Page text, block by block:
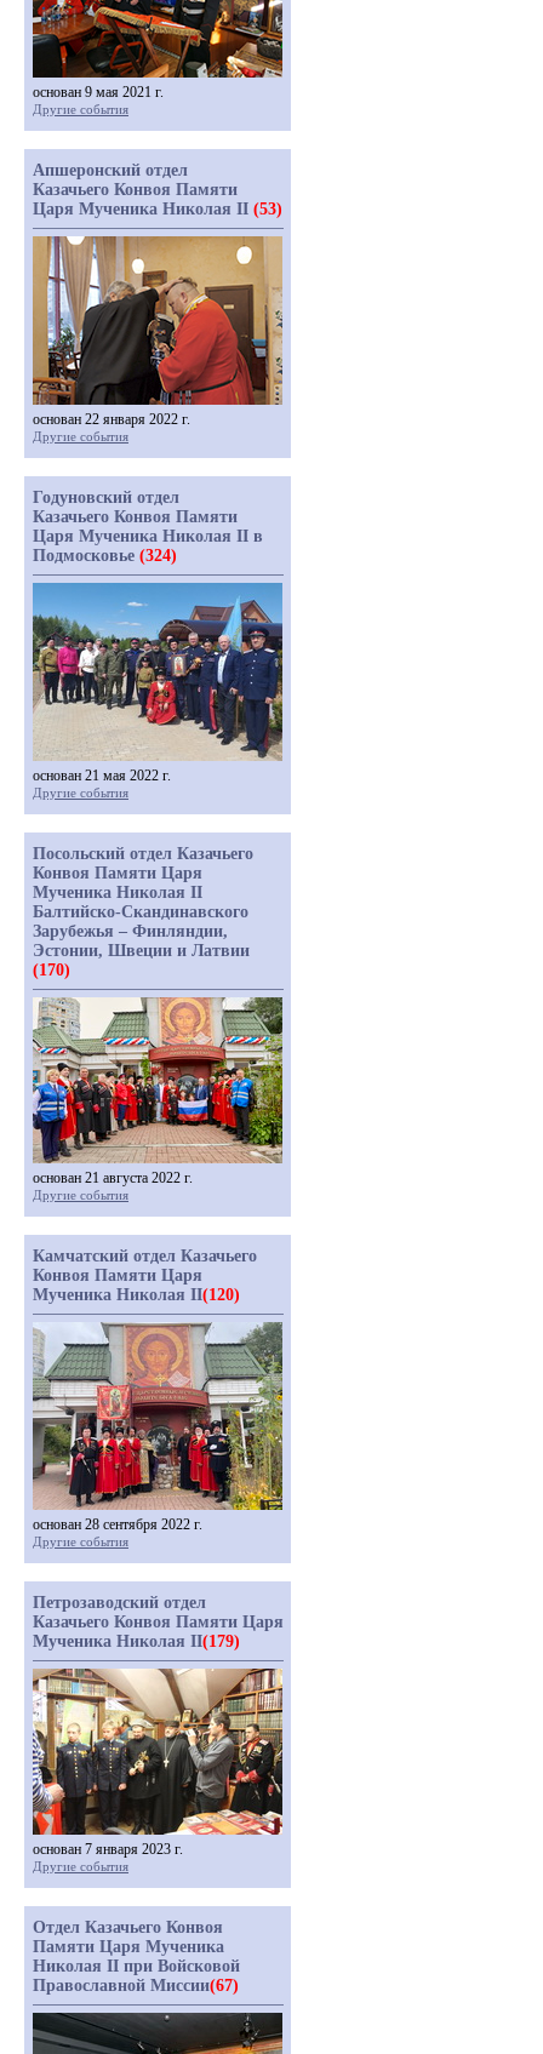
основан 9 мая 2021 г.
Другие события
Апшеронский отдел
Казачьего Конвоя Памяти
Царя Мученика Николая II (53)
основан 22 января 2022 г.
Другие события
Годуновский отдел
Казачьего Конвоя Памяти
Царя Мученика Николая II в
Подмосковье (324)
основан 21 мая 2022 г.
Другие события
Посольский отдел Казачьего
Конвоя Памяти Царя
Мученика Николая II
Балтийско-Скандинавского
Зарубежья – Финляндии,
Эстонии, Швеции и Латвии
(170)
основан 21 августа 2022 г.
Другие события
Камчатский отдел Казачьего
Конвоя Памяти Царя
Мученика Николая II(120)
основан 28 сентября 2022 г.
Другие события
Петрозаводский отдел
Казачьего Конвоя Памяти Царя
Мученика Николая II(179)
основан 7 января 2023 г.
Другие события
Отдел Казачьего Конвоя
Памяти Царя Мученика
Николая II при Войсковой
Православной Миссии(67)